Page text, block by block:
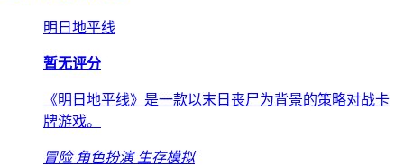
明日地平线
暂无评分
《明日地平线》是一款以末日丧尸为背景的策略对战卡
牌游戏。
冒险 角色扮演 生存模拟